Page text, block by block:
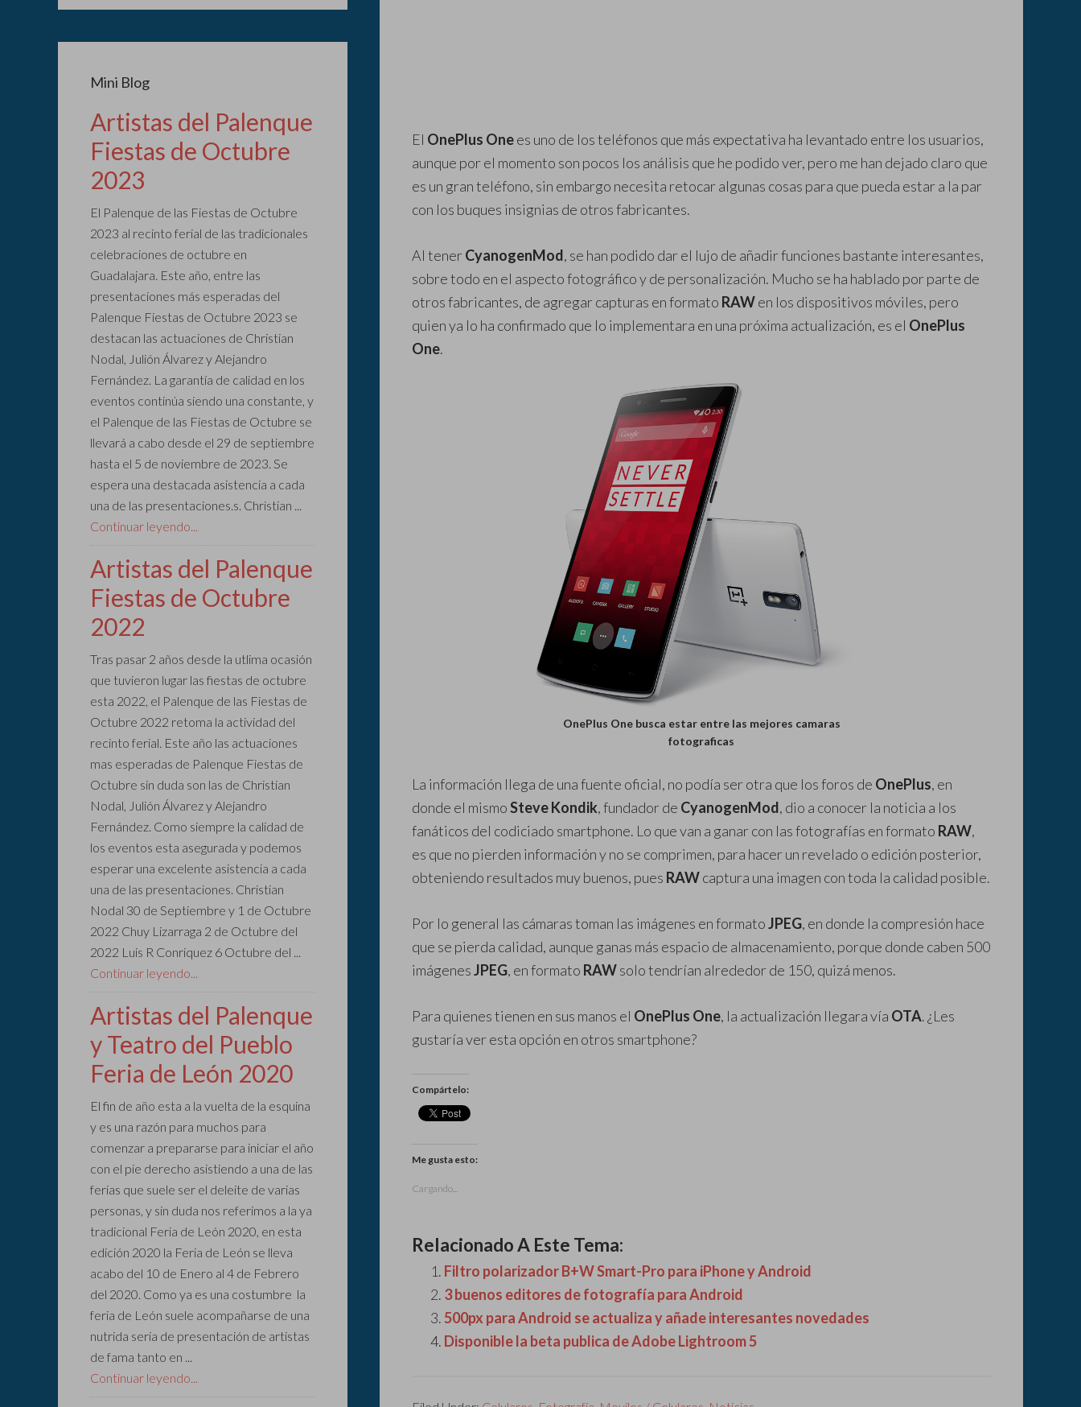
El OnePlus Onees uno de los teléfonos que más expectativa ha levantado entre los usuarios,
aunque por el momento son pocos los análisis que he podido ver, pero me han dejado claro que
es un gran teléfono, sin embargo necesita retocar algunas cosas para que pueda estar a la par
con los buques insignias de otros fabricantes.
Al tenerCyanogenMod, se han podido dar el lujo de añadir funciones bastante interesantes,
sobre todo en el aspecto fotográfico y de personalización. Mucho se ha hablado por parte de
otros fabricantes, de agregar capturas en formato RAWen los dispositivos móviles, pero
quien ya lo ha confirmado que lo implementara en una próxima actualización, es el OnePlus
One.
OnePlus One busca estar entre las mejores camaras
fotograficas
La información llega de una fuente oficial, no podía ser otra que los foros de OnePlus, en
donde el mismoSteve Kondik, fundador de CyanogenMod, dio a conocer la noticia a los
fanáticos del codiciado smartphone. Lo que van a ganar con las fotografías en formato RAW,
es que no pierden información y no se comprimen, para hacer un revelado o edición posterior,
obteniendo resultados muy buenos, pues RAWcaptura una imagen con toda la calidad posible.
Por lo general las cámaras toman las imágenes en formatoJPEG, en donde la compresión hace
que se pierda calidad, aunque ganas más espacio de almacenamiento, porque donde caben 500
imágenesJPEG, en formato RAWsolo tendrían alrededor de 150, quizá menos.
Para quienes tienen en sus manos el OnePlus One, la actualización llegara vía OTA. ¿Les
gustaría ver esta opción en otros smartphone?
Compártelo:
Me gusta esto:
Cargando...
Relacionado A Este Tema:
Filtro polarizador B+W Smart-Pro para iPhone y Android
3 buenos editores de fotografía para Android
500px para Android se actualiza y añade interesantes novedades
Disponible la beta publica de Adobe Lightroom 5
Mini Blog
Artistas del Palenque
Fiestas de Octubre
2023
El Palenque de las Fiestas de Octubre
2023 al recinto ferial de las tradicionales
celebraciones de octubre en
Guadalajara. Este año, entre las
presentaciones más esperadas del
Palenque Fiestas de Octubre 2023 se
destacan las actuaciones de Christian
Nodal, Julión Álvarez y Alejandro
Fernández. La garantía de calidad en los
eventos continúa siendo una constante, y
el Palenque de las Fiestas de Octubre se
llevará a cabo desde el 29 de septiembre
hasta el 5 de noviembre de 2023. Se
espera una destacada asistencia a cada
una de las presentaciones.s. Christian ...
Continuar leyendo...
Artistas del Palenque
Fiestas de Octubre
2022
Tras pasar 2 años desde la utlima ocasión
que tuvieron lugar las fiestas de octubre
esta 2022, el Palenque de las Fiestas de
Octubre 2022 retoma la actividad del
recinto ferial. Este año las actuaciones
mas esperadas de Palenque Fiestas de
Octubre sin duda son las de Christian
Nodal, Julión Álvarez y Alejandro
Fernández. Como siempre la calidad de
los eventos esta asegurada y podemos
esperar una excelente asistencia a cada
una de las presentaciones. Christian
Nodal 30 de Septiembre y 1 de Octubre
2022 Chuy Lizarraga 2 de Octubre del
2022 Luis R Conriquez 6 Octubre del ...
Continuar leyendo...
Artistas del Palenque
y Teatro del Pueblo
Feria de León 2020
El fin de año esta a la vuelta de la esquina
y es una razón para muchos para
comenzar a prepararse para iniciar el año
con el pie derecho asistiendo a una de las
ferias que suele ser el deleite de varias
personas, y sin duda nos referimos a la ya
tradicional Feria de León 2020, en esta
edición 2020 la Feria de León se lleva
acabo del 10 de Enero al 4 de Febrero
del 2020. Como ya es una costumbre la
feria de León suele acompañarse de una
nutrida seria de presentación de artistas
de fama tanto en ...
Continuar leyendo...